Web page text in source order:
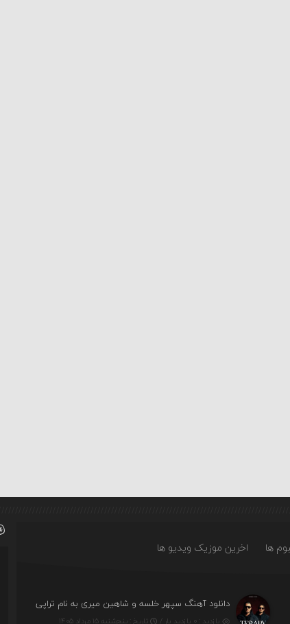
ها اخرین موزیک ویدیو ها
دانلود آهنگ سپهر خلسه و شاهین میری به نام تراپی
بازدید : ۰ بازدید بار / تاریخ : پنج‌شنبه ۱۵ مرداد ۱۴۰۵